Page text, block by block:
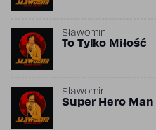
Sławomir
To Tylko Miłość
Sławomir
Super Hero Man